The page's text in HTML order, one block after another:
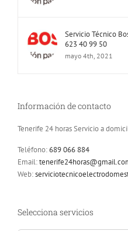
Servicio Técnico
623 40 99 50
mayo 4th, 2021
Información de contacto
Tenerife 24 horas Servicio a
Teléfono:689 066 884
Email:
Web:
Selecciona servicios